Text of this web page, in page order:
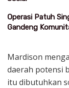
Operasi Patuh
Gandeng
Mardison
daerah potensi
itu dibutuhkan